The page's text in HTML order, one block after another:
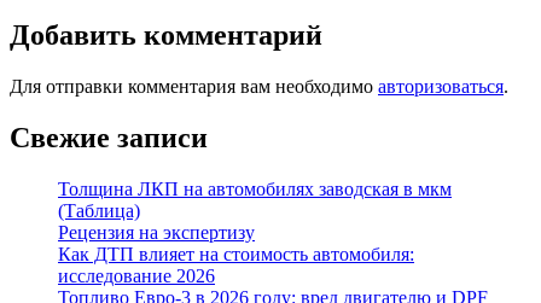
Добавить комментарий
Для отправки комментария вам необходимо авторизоваться.
Свежие записи
Толщина ЛКП на автомобилях заводская в мкм
(Таблица)
Рецензия на экспертизу
Как ДТП влияет на стоимость автомобиля:
исследование 2026
Топливо Евро-3 в 2026 году: вред двигателю и DPF